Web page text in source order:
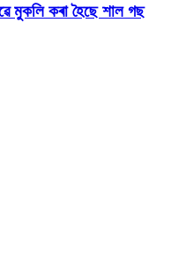
মুকলি কৰা হৈছে শাল গছ